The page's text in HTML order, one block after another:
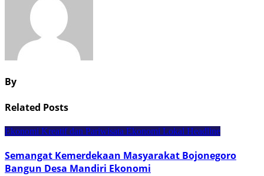
By
Related Posts
Ekonomi Kreatif dan Pariwisata Ekonomi Lokal Headline
Semangat Kemerdekaan Masyarakat Bojonegoro
Bangun Desa Mandiri Ekonomi